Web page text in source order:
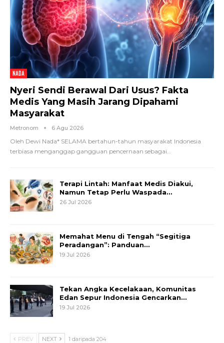
NADA
Nyeri Sendi Berawal Dari Usus? Fakta
Medis Yang Masih Jarang Dipahami
Masyarakat
Metronom 6 Agu 2026
Oleh Dewi Nada* SELAMA bertahun-tahun masyarakat Indonesia
terbiasa menganggap gangguan pencernaan sebagai…
Terapi Lintah: Manfaat Medis Diakui,
Namun Tetap Perlu Waspada…
26 Jul 2026
Memahat Menu di Tengah “Segitiga
Peradangan”: Panduan…
19 Jul 2026
Tekan Angka Kecelakaan, Komunitas
Edan Sepur Indonesia Gencarkan…
19 Jul 2026
PREV NEXT 1 daripada 204